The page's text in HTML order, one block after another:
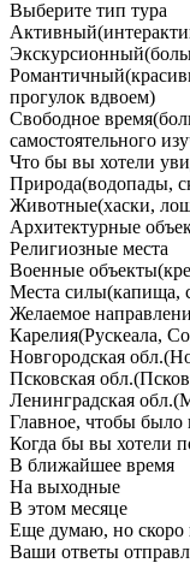
Выберите тип тура
Активный
Экскурсионный
Романтичный
прогулок вдвоем)
Свободное время
самостоятельного
Что бы вы хотели
Природа(водопады,
Животные(хаски,
Архитектурные
Религиозные места
Военные объекты
Места силы(капища,
Желаемое
Карелия(Рускеала,
Новгородская обл.
Псковская обл.
Ленинградская обл.
Главное, чтобы было
Когда бы вы хотели
В ближайшее время
На выходные
В этом месяце
Еще думаю, но скоро
Ваши ответы